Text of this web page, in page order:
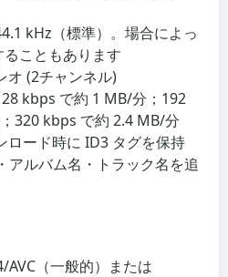
kHz（標準）。場合によっ
こともあります
オ (2チャンネル)
kbps で約 1 MB/分；192
320 kbps で約 2.4 MB/分
ロード時に ID3 タグを保持
アルバム名・トラック名を追
AVC（一般的）または